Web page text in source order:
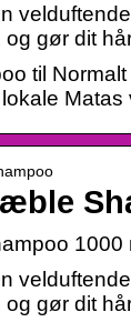
gør dit
til
1000
gør dit